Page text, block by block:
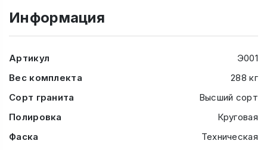
Информация
Артикул
Э001
Вес комплекта
288 кг
Сорт гранита
Высший сорт
Полировка
Круговая
Фаска
Техническая